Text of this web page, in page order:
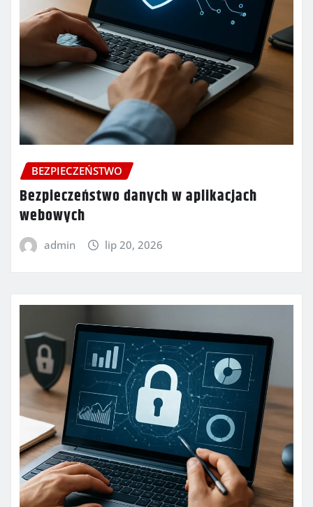
BEZPIECZEŃSTWO
Bezpieczeństwo danych w aplikacjach
webowych
admin lip 20, 2026